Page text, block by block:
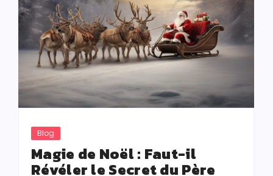
Blog
Magie de Noël : Faut-il
Révéler le Secret du Père